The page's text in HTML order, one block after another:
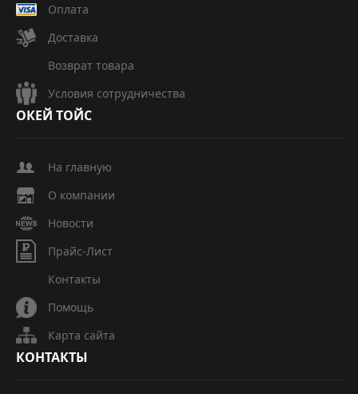
Оплата
Доставка
Возврат товара
Условия сотрудничества
ОКЕЙ ТОЙС
На главную
О компании
Новости
Прайс-Лист
Контакты
Помощь
Карта сайта
КОНТАКТЫ